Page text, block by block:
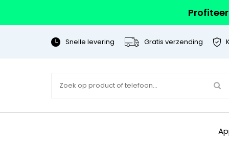
Snelle levering Gratis verzending